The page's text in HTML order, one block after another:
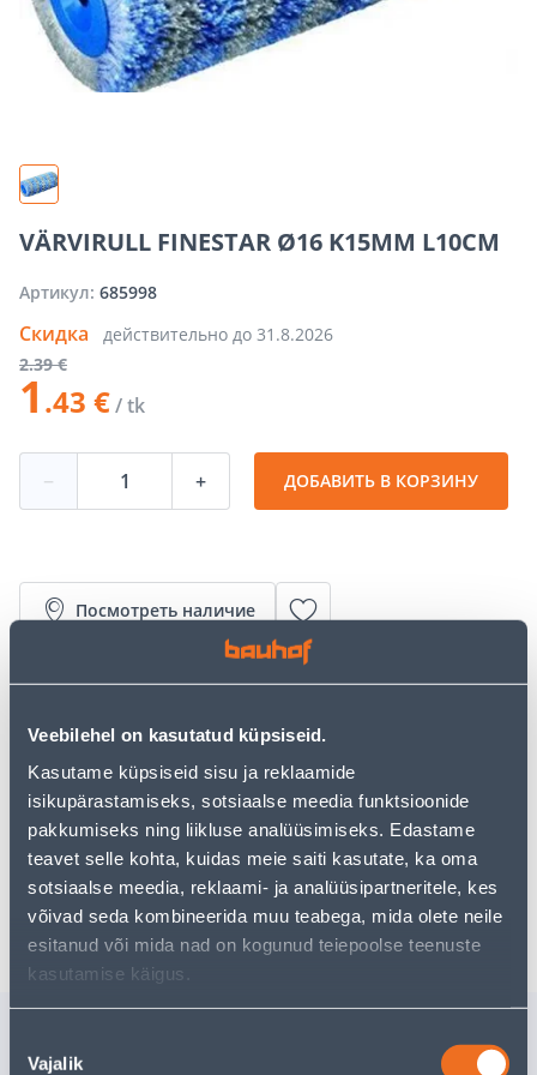
Veebilehel on kasutatud küpsiseid.
Kasutame küpsiseid sisu ja reklaamide
isikupärastamiseks, sotsiaalse meedia funktsioonide
pakkumiseks ning liikluse analüüsimiseks. Edastame
teavet selle kohta, kuidas meie saiti kasutate, ka oma
sotsiaalse meedia, reklaami- ja analüüsipartneritele, kes
võivad seda kombineerida muu teabega, mida olete neile
esitanud või mida nad on kogunud teiepoolse teenuste
kasutamise käigus.
valik
Vajalik
VÄRVIRULL FINESTAR Ø16 K15MM L10CM
Артикул: 685998
Скидка действительно до 31.8.2026
2.39 €
1 .43 €/ tk
− + ДОБАВИТЬ В КОРЗИНУ
Посмотреть наличие
• Värvirull seinte ja lagede värvimiseks.
• 14-päevane tagastusõigus.
Предполагаемая доставка 3,69 € от 2-5 tööpäeva
Посылочный автомат от 2,29 € с 2-5 tööpäeva
Забрать в магазине, с 10.08.2026